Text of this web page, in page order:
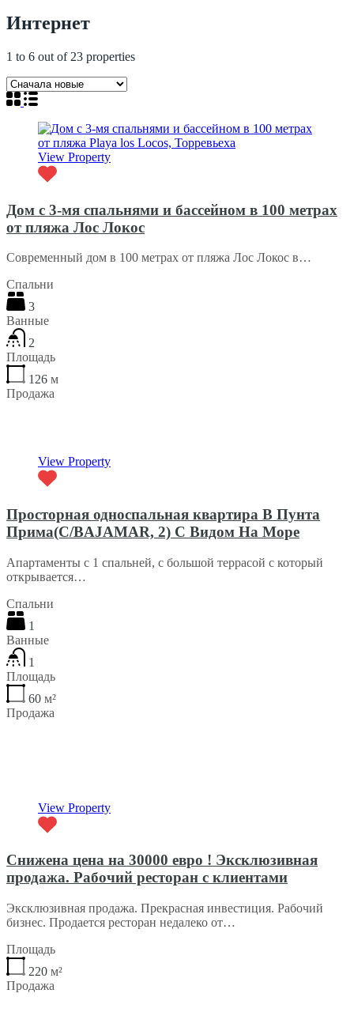
Интернет
1 to 6 out of 23 properties
View Property
Дом с 3-мя спальнями и бассейном в 100 метрах
от пляжа Лос Локос
Современный дом в 100 метрах от пляжа Лос Локос в…
Спальни
3
Ванные
2
Площадь
126 м
Продажа
View Property
Просторная односпальная квартира В Пунта
Прима(C/BAJAMAR, 2) С Видом На Море
Апартаменты с 1 спальней, с большой террасой с который
открывается…
Спальни
1
Ванные
1
Площадь
60 м²
Продажа
View Property
Снижена цена на 30000 евро ! Эксклюзивная
продажа. Pабочий ресторан с клиентами
Эксклюзивная продажа. Прекрасная инвестиция. Рабочий
бизнес. Продается ресторан недалеко от…
Площадь
220 м²
Продажа